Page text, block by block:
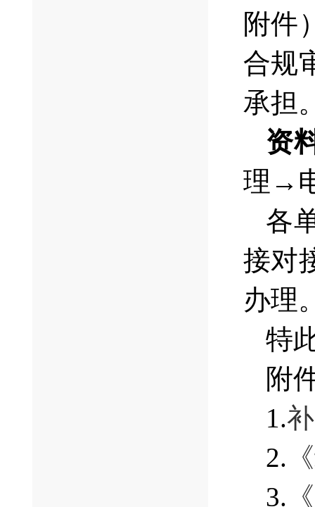
附件
合规
承担
资
理→
各
接对
办理
特
附
1.
2.
3.